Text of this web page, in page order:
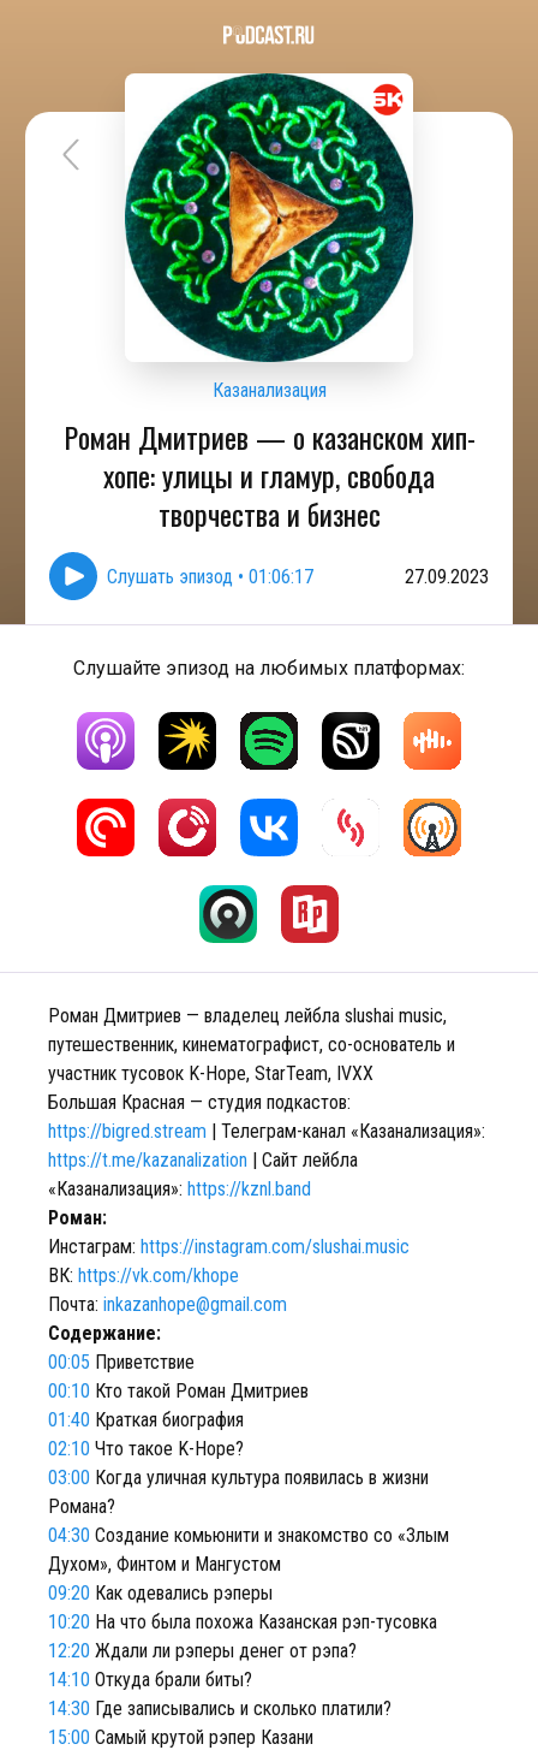
Казанализация
Роман Дмитриев — о казанском хип-
хопе: улицы и гламур, свобода
творчества и бизнес
Слушать эпизод • 01:06:17 27.09.2023
Слушайте эпизод на любимых платформах:
Роман Дмитриев — владелец лейбла slushai music,
путешественник, кинематографист, со-основатель и
участник тусовок K-Hope, StarTeam, IVXX
Большая Красная — cтудия подкастов:
https://bigred.stream | Телеграм-канал «Казанализация»:
https://t.me/kazanalization | Сайт лейбла
«Казанализация»: https://kznl.band
Роман:
Инстаграм: https://instagram.com/slushai.music
ВК: https://vk.com/khope
Почта: inkazanhope@gmail.com
Содержание:
00:05 Приветствие
00:10 Кто такой Роман Дмитриев
01:40 Краткая биография
02:10 Что такое K-Hope?
03:00 Когда уличная культура появилась в жизни
Романа?
04:30 Создание комьюнити и знакомство со «Злым
Духом», Финтом и Мангустом
09:20 Как одевались рэперы
10:20 На что была похожа Казанская рэп-тусовка
12:20 Ждали ли рэперы денег от рэпа?
14:10 Откуда брали биты?
14:30 Где записывались и сколько платили?
15:00 Самый крутой рэпер Казани